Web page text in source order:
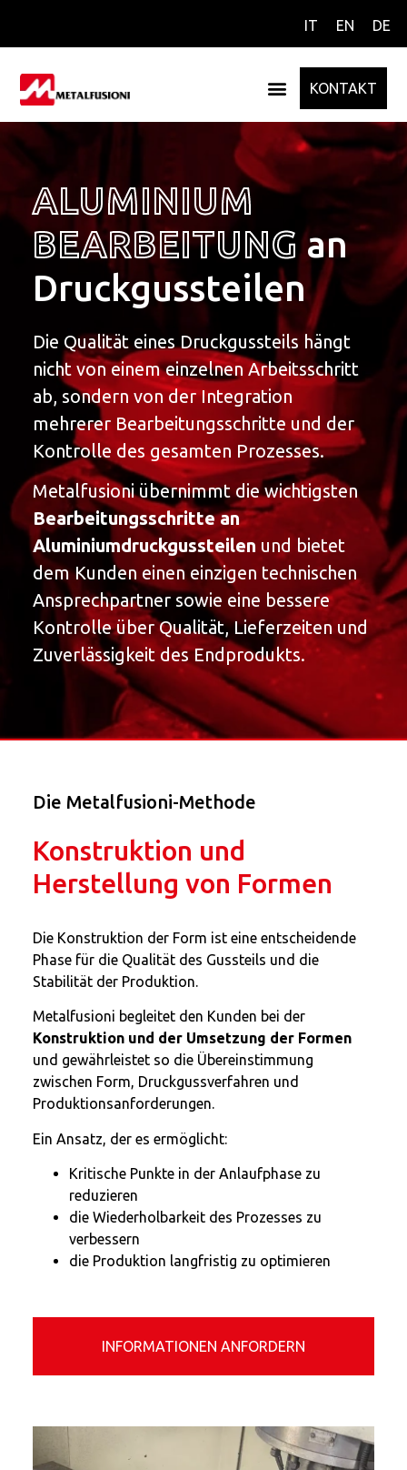
IT EN DE
KONTAKT
ALUMINIUM
BEARBEITUNGan
Druckgussteilen
Die Qualität eines Druckgussteils hängt
nicht von einem einzelnen Arbeitsschritt
ab, sondern von der Integration
mehrerer Bearbeitungsschritte und der
Kontrolle des gesamten Prozesses.
Metalfusioni übernimmt die wichtigsten
Bearbeitungsschritte an
Aluminiumdruckgussteilen und bietet
dem Kunden einen einzigen technischen
Ansprechpartner sowie eine bessere
Kontrolle über Qualität, Lieferzeiten und
Zuverlässigkeit des Endprodukts.
Die Metalfusioni-Methode
Konstruktion und
Herstellung von Formen
Die Konstruktion der Form ist eine entscheidende
Phase für die Qualität des Gussteils und die
Stabilität der Produktion.
Metalfusioni begleitet den Kunden bei der
Konstruktion und der Umsetzung der Formen
und gewährleistet so die Übereinstimmung
zwischen Form, Druckgussverfahren und
Produktionsanforderungen.
Ein Ansatz, der es ermöglicht:
Kritische Punkte in der Anlaufphase zu
reduzieren
die Wiederholbarkeit des Prozesses zu
verbessern
die Produktion langfristig zu optimieren
INFORMATIONEN ANFORDERN